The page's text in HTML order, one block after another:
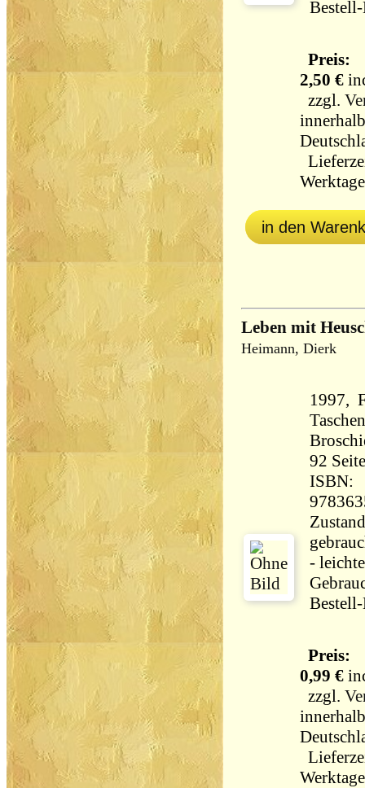
Preis:
2,50 €
zzgl.
innerhalb
in den
Leben mit
Heimann, Dierk
1997,
92 Seiten
ISBN:
- leichte
Preis:
0,99 €
zzgl.
innerhalb